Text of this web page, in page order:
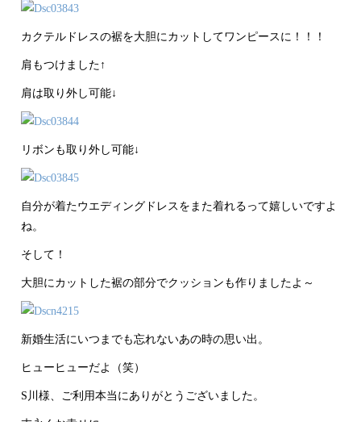
カクテルドレスの裾を大胆にカットしてワンピースに！！！
肩もつけました↑
肩は取り外し可能↓
リボンも取り外し可能↓
自分が着たウエディングドレスをまた着れるって嬉しいですよ
ね。
そして！
大胆にカットした裾の部分でクッションも作りましたよ～
新婚生活にいつまでも忘れないあの時の思い出。
ヒューヒューだよ（笑）
S川様、ご利用本当にありがとうございました。